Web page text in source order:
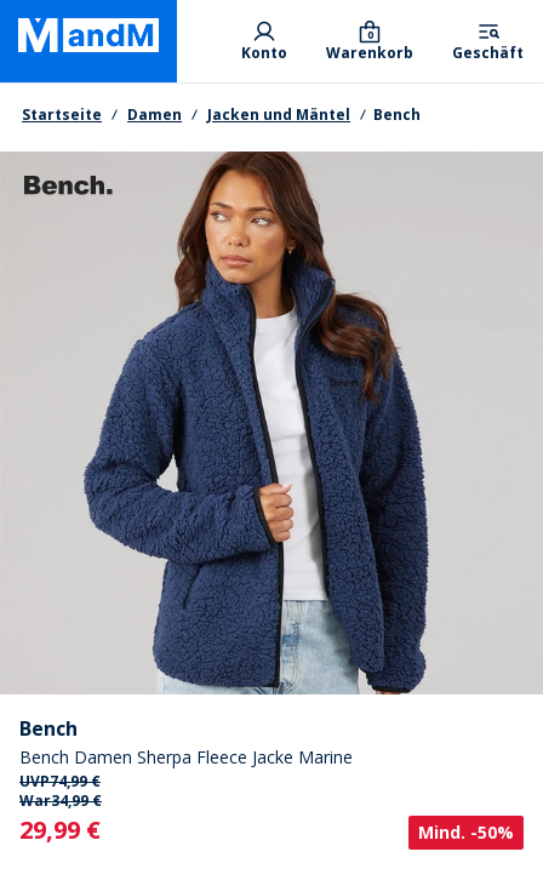
Skip
main
content
Primary departments
Konto Warenkorb
0
Geschäft
Brotkrumen
Startseite Damen Jacken und Mäntel Bench
Bench
Bench Damen Sherpa Fleece Jacke Marine
UVP74,99 €
War34,99 €
Current
29,99 € Mind. -50%